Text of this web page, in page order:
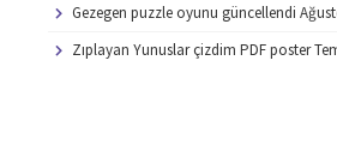
Gezegen puzzle oyunu güncellendi
Zıplayan Yunuslar çizdim PDF poster